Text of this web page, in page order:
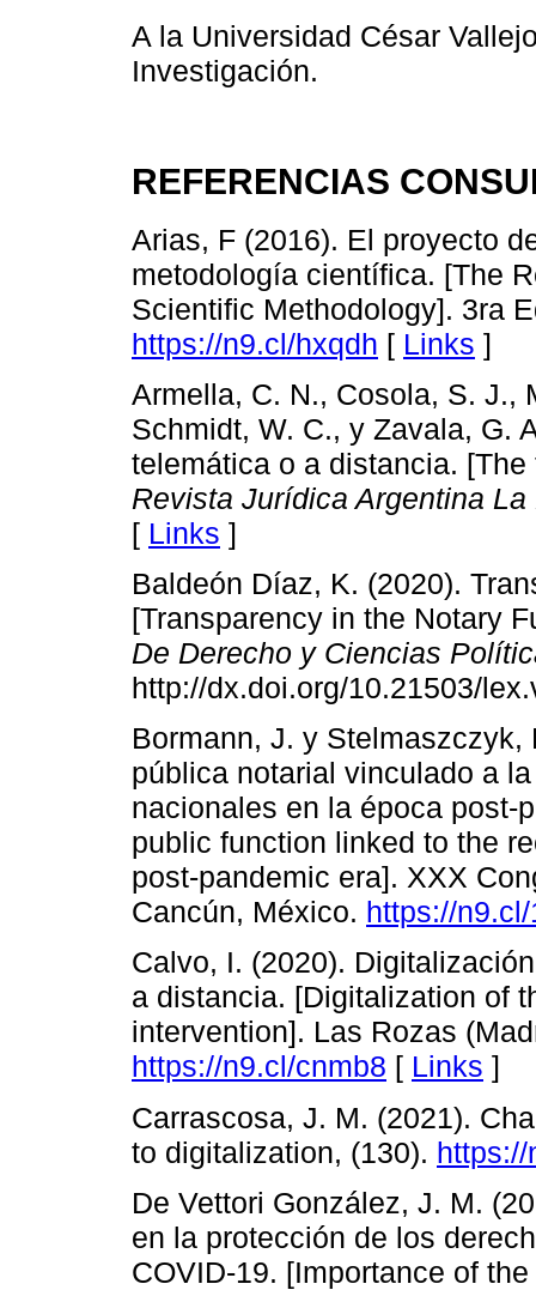
A la Universidad César
Investigación.
REFERENCIAS
Arias, F (2016). El proyecto
metodología científica. [The
Scientific Methodology]. 3ra
https://n9.cl/hxqdh [ Links ]
Armella, C. N., Cosola, S. J.,
Schmidt, W. C., y Zavala, G.
telemática o a distancia.
Revista Jurídica Argentina La
[ Links ]
Baldeón Díaz, K. (2020).
[Transparency in the Notary
De Derecho y Ciencias
http://dx.doi.org/10.21503/
Bormann, J. y
pública notarial vinculado a
nacionales en la época post-
public function linked to the
post-pandemic era]. XXX
Cancún, México. https://
Calvo, I. (2020).
a distancia. [Digitalization of
intervention]. Las Rozas
https://n9.cl/cnmb8 [ Links ]
Carrascosa, J. M. (2021).
to digitalization, (130).
De Vettori González, J. M.
en la protección de los
COVID-19. [Importance of